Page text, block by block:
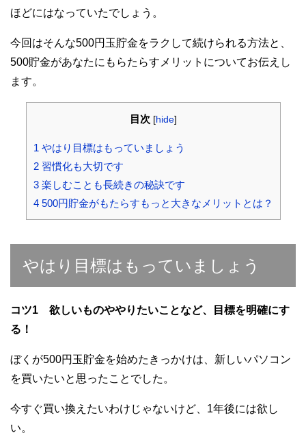
ほどにはなっていたでしょう。
今回はそんな500円玉貯金をラクして続けられる方法と、
500貯金があなたにもらたらすメリットについてお伝えし
ます。
目次 [hide]
1 やはり目標はもっていましょう
2習慣化も大切です
3楽しむことも長続きの秘訣です
4500円貯金がもたらすもっと大きなメリットとは？
やはり目標はもっていましょう
コツ1 欲しいものややりたいことなど、目標を明確にす
る！
ぼくが500円玉貯金を始めたきっかけは、新しいパソコン
を買いたいと思ったことでした。
今すぐ買い換えたいわけじゃないけど、1年後には欲し
い。